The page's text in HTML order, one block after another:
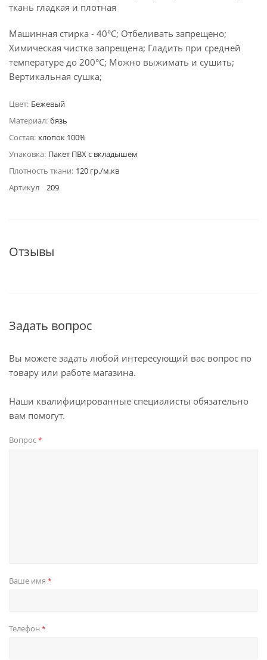
ткань гладкая и плотная
Машинная стирка - 40°C; Отбеливать запрещено;
Химическая чистка запрещена; Гладить при средней
температуре до 200°С; Можно выжимать и сушить;
Вертикальная сушка;
Цвет: Бежевый
Материал: бязь
Состав: хлопок 100%
Упаковка: Пакет ПВХ с вкладышем
Плотность ткани: 120 гр./м.кв
Артикул
209
Отзывы
Задать вопрос
Вы можете задать любой интересующий вас вопрос по
товару или работе магазина.
Наши квалифицированные специалисты обязательно
вам помогут.
Вопрос*
Ваше имя *
Телефон *